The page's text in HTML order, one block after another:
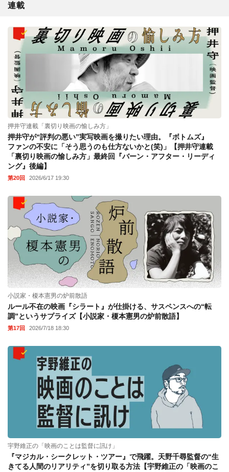
連載
押井守連載「裏切り映画の愉しみ方」
押井守が“評判の悪い”実写映画を撮りたい理由。『ボトムズ』
ファンの不安に「そう思うのも仕方ないかと(笑)」【押井守連載
「裏切り映画の愉しみ方」最終回『バーン・アフター・リーディ
ング』後編】
第20回 2026/6/17 19:30
小説家・榎本憲男の炉前散語
ルール不在の映画『シラート』が仕掛ける、サスペンスへの“転
調”というサプライズ【小説家・榎本憲男の炉前散語】
第17回 2026/7/18 18:30
宇野維正の「映画のことは監督に訊け」
『マジカル・シークレット・ツアー』で飛躍。天野千尋監督の“生
きてる人間のリアリティ”を切り取る方法【宇野維正の「映画のこ